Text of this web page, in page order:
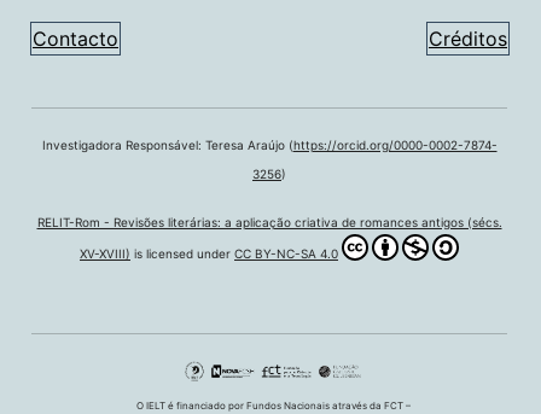
Contacto Créditos
Investigadora Responsável: Teresa Araújo (https://orcid.org/0000-0002-7874-
3256)
RELIT-Rom - Revisões literárias: a aplicação criativa de romances antigos (sécs.
XV-XVIII) is licensed under CC BY-NC-SA 4.0
O IELT é financiado por Fundos Nacionais através da FCT –